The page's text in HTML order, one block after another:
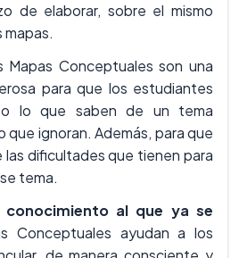
de elaborar, sobre el mismo
mapas.
Mapas Conceptuales son una
para que los estudiantes
lo que saben de un tema
que ignoran. Además, para que
dificultades que tienen para
tema.
conocimiento al que ya se
Conceptuales ayudan a los